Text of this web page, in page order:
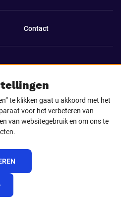
te klikken gaat u akkoord met het
voor het verbeteren van
van websitegebruik en om ons te
Contact
LinkedIn
TikTok